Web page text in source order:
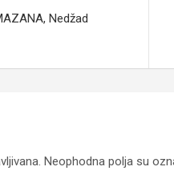
Nedžad
Neophodna polja su